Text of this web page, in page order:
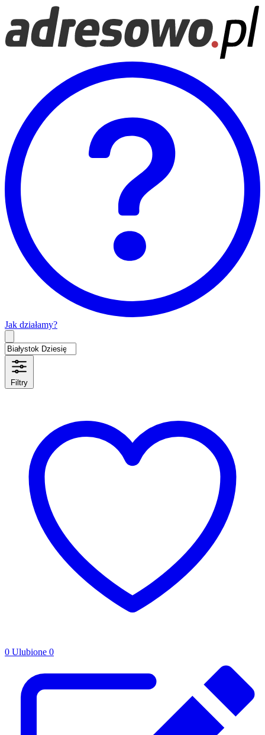
Jak działamy?
Filtry
0 Ulubione 0